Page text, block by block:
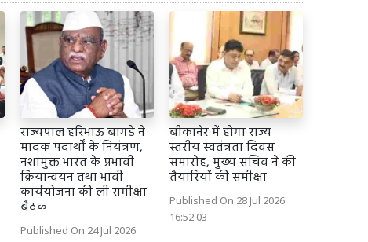
राज्यपाल हरिभाऊ बागडे ने
मादक पदार्थों के नियंत्रण,
नशामुक्त भारत के प्रभावी
क्रियान्वयन तथा भावी
कार्ययोजना की ली समीक्षा
बैठक
Published On 24 Jul 2026
बीकानेर में होगा राज्य
स्तरीय स्वतंत्रता दिवस
समारोह, मुख्य सचिव ने की
तैयारियों की समीक्षा
Published On 28 Jul 2026
16:52:03